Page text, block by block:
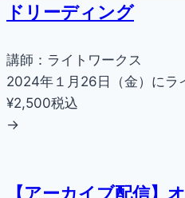
ドリーディング
講師：ライトワークス
2024年１月26日（金）にラ
¥2,500税込
→
【アーカイブ配信】